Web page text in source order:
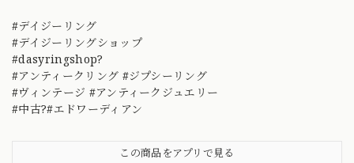
#デイジーリング
#デイジーリングショップ
#dasyringshop?
#アンティークリング #ジプシーリング
#ヴィンテージ #アンティークジュエリー
#中古?#エドワーディアン
この商品をアプリで見る